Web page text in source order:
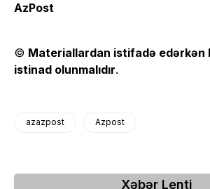
AzPost
© Materiallardan istifadə edərkən
istinad olunmalıdır.
azazpost Azpost
Xəbər Lenti